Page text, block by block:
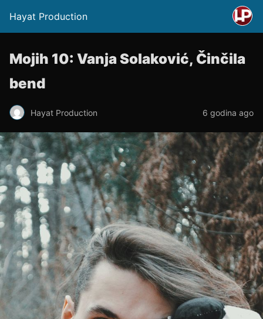
Hayat Production
Mojih 10: Vanja Solaković, Činčila
bend
Hayat Production 6 godina ago